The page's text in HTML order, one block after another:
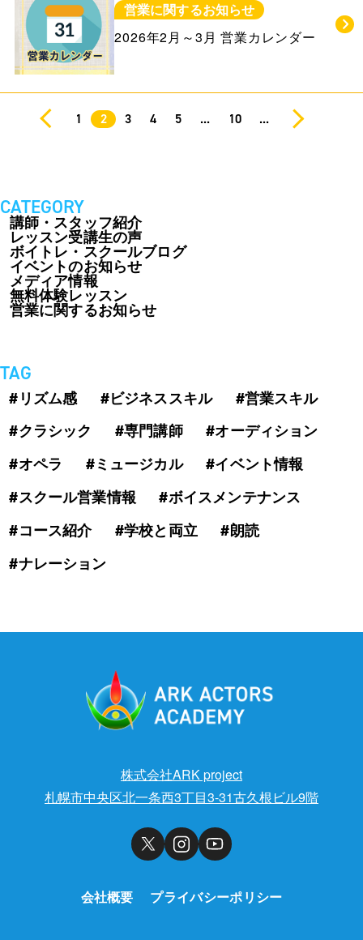
営業に関するお知らせ
2026年2月～3月 営業カレンダー
1 2 3 4 5 ... 10 ...
CATEGORY
講師・スタッフ紹介
レッスン受講生の声
ボイトレ・スクールブログ
イベントのお知らせ
メディア情報
無料体験レッスン
営業に関するお知らせ
TAG
#リズム感 #ビジネススキル
#営業スキル
#クラシック
#専門講師
#オーディション
#オペラ
#ミュージカル
#イベント情報
#スクール営業情報
#ボイスメンテナンス
#コース紹介
#学校と両立
#朗読
#ナレーション
株式会社ARK project
札幌市中央区北一条西3丁目3-31古久根ビル9階
会社概要 プライバシーポリシー